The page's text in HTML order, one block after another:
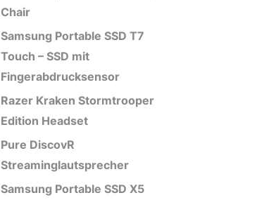
Chair
Samsung Portable SSD T7
Touch – SSD mit
Fingerabdrucksensor
Razer Kraken Stormtrooper
Edition Headset
Pure DiscovR
Streaminglautsprecher
Samsung Portable SSD X5